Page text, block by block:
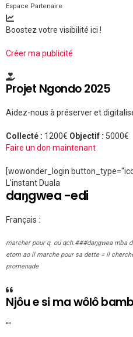
Espace Partenaire
Boostez votre visibilité ici !
Créer ma publicité
Projet Ngondo 2025
Aidez-nous à préserver et
Collecté : 1200€ Objectif : 5000€
Faire un don maintenant
[wowonder_login
L'instant Duala
daŋgwea -edi
Français :
marcher pour q. ou qch.###daŋgwea mɓa
etom ao il marche pour sa dette = il
promenade
Njôu e si ma wôlô
""